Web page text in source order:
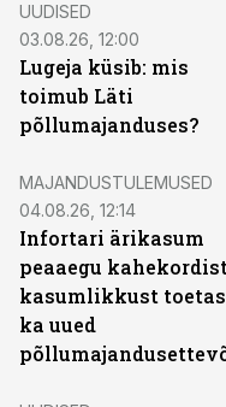
UUDISED
03.08.26, 12:00
Lugeja küsib: mis
toimub Läti
põllumajanduses?
MAJANDUSTULEMUSED
04.08.26, 12:14
Infortari ärikasum
peaaegu
kasumlikkust
ka uued